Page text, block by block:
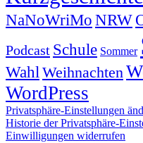
NaNoWriMo NRW
Podcast Schule Sommer
WahlWeihnachten
WordPress
Privatsphäre-Einstellungen
Historie der Privatsphäre-
Einwilligungen widerrufen